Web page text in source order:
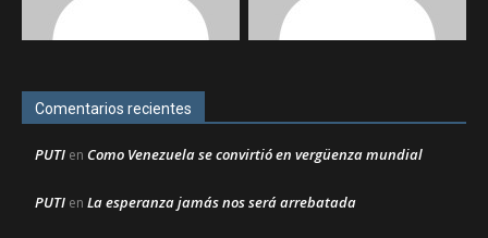
Comentarios recientes
PUTI en Como Venezuela se convirtió en vergüenza mundial
PUTI en La esperanza jamás nos será arrebatada